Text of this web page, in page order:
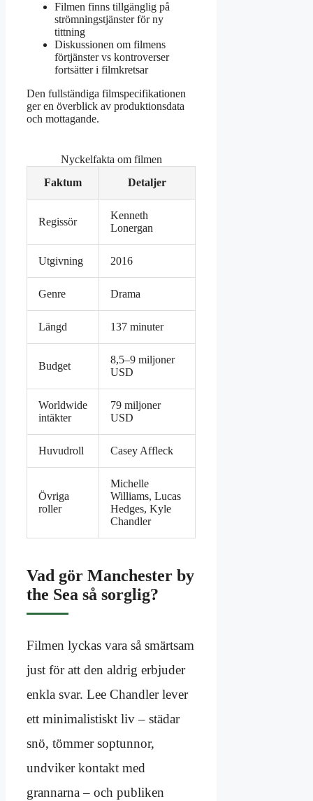
Filmen finns tillgänglig på
strömningstjänster för ny
tittning
Diskussionen om filmens
förtjänster vs kontroverser
fortsätter i filmkretsar
Den fullständiga filmspecifikationen
ger en överblick av produktionsdata
och mottagande.
Nyckelfakta om filmen
Faktum
Detaljer
Regissör
Kenneth
Lonergan
Utgivning 2016
Genre Drama
Längd 137 minuter
Budget
8,5–9 miljoner
USD
Worldwide
intäkter
79 miljoner
USD
Huvudroll Casey Affleck
Övriga
roller
Michelle
Williams, Lucas
Hedges, Kyle
Chandler
Vad gör Manchester by
the Sea så sorglig?
Filmen lyckas vara så smärtsam
just för att den aldrig erbjuder
enkla svar. Lee Chandler lever
ett minimalistiskt liv – städar
snö, tömmer soptunnor,
undviker kontakt med
grannarna – och publiken